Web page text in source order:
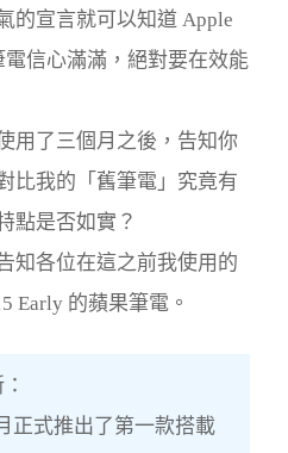
的宣言就可以知道 Apple
信心滿滿，絕對要在效能
用了三個月之後，告知你
比我的「舊筆電」究竟有
點是否如實？
知各位在這之前我使用的
Early 的蘋果筆電。
正式推出了第一款搭載